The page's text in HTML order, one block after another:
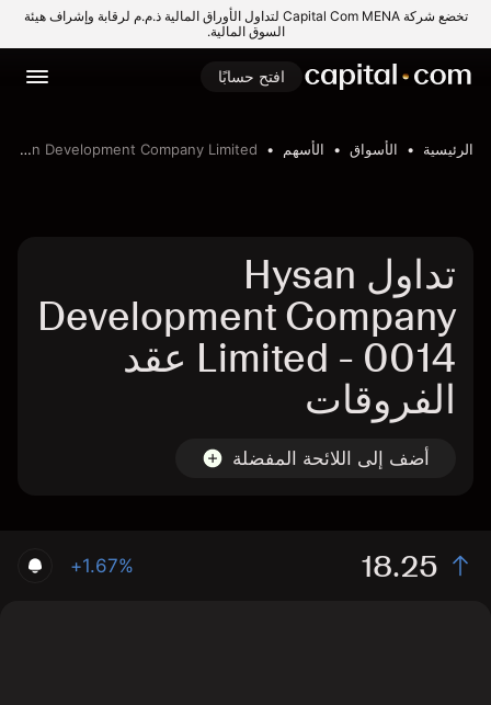
تخضع شركة Capital Com MENA لتداول الأوراق المالية ذ.م.م لرقابة وإشراف هيئة
السوق المالية.
افتح حسابًا
الرئيسية الأسواق الأسهم Hysan Development Company Limited
تداول Hysan
Development Company
Limited - 0014 عقد
الفروقات
أضف إلى اللائحة المفضلة
18.25
+1.67%